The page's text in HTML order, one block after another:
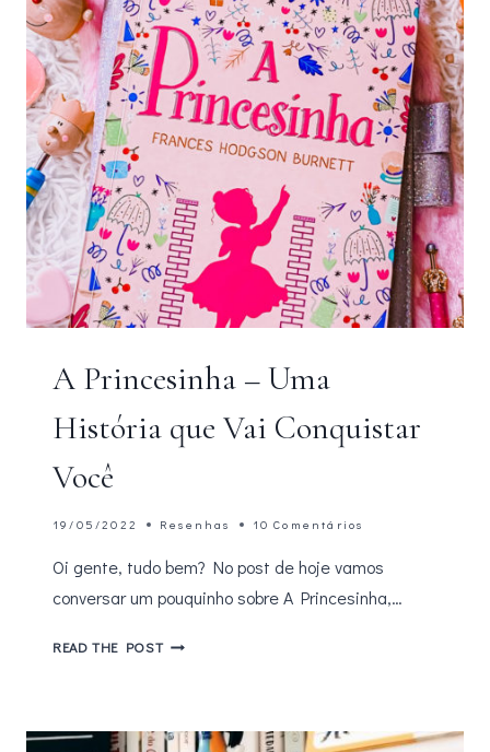
A Princesinha – Uma
História que Vai Conquistar
Você
19/05/2022 Resenhas 10 Comentários
Oi gente, tudo bem? No post de hoje vamos
conversar um pouquinho sobre A Princesinha,…
READ THE POSTA
HISTÓRIA